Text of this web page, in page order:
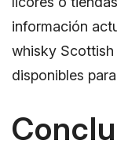
información
whisky
disponibles